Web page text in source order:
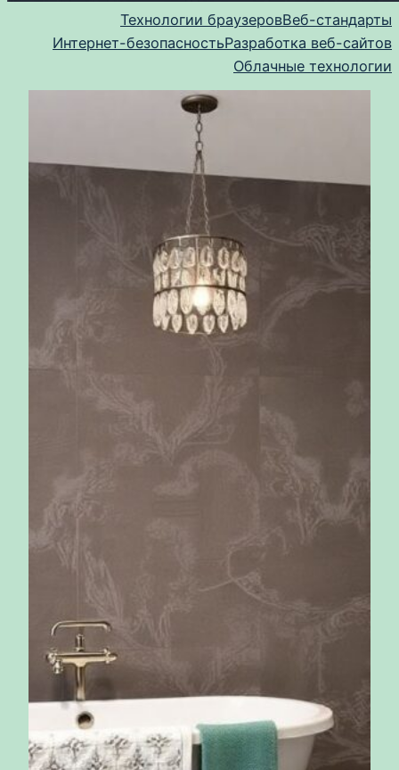
Технологии браузеровВеб-стандарты
Интернет-безопасностьРазработка веб-сайтов
Облачные технологии